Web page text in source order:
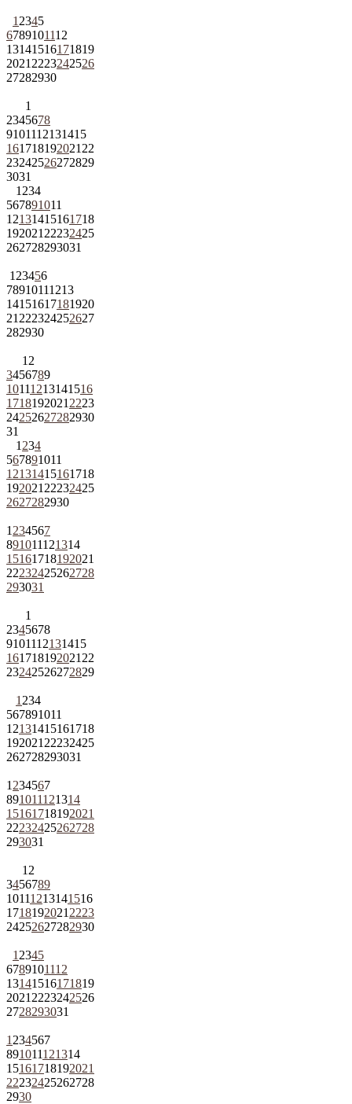
1 2345
6789101112
13141516171819
2021 2223242526
27282930
1
2345678
9101112131415
161718192021 22
23242526272829
3031
1 234
567891011
12131415161718
192021 22232425
262728293031
1 23456
78910111213
14151617181920
21 222324252627
282930
1 2
3456789
10111213141516
1718192021 2223
24252627282930
31
1 234
567891011
12131415161718
192021 22232425
2627282930
1 234567
891011121314
15161718192021
22232425262728
293031
1
2345678
9101112131415
161718192021 22
23242526272829
1 234
567891011
12131415161718
192021 22232425
262728293031
1 234567
891011121314
15161718192021
22232425262728
293031
1 2
3456789
10111213141516
1718192021 2223
24252627282930
1 2345
6789101112
13141516171819
2021 2223242526
2728293031
1 234567
891011121314
15161718192021
22232425262728
2930